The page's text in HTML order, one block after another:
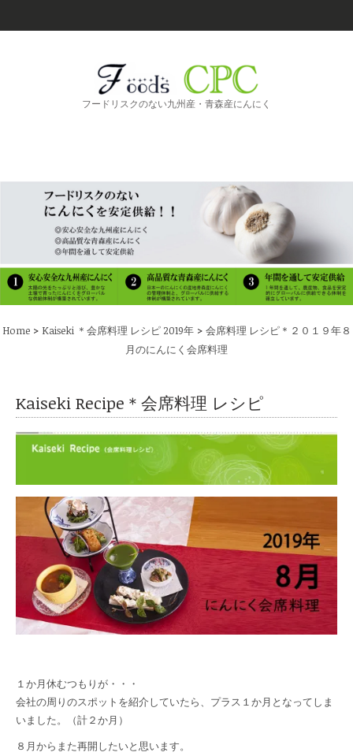
フードリスクのない九州産・青森産にんにく
Home> Kaiseki ＊会席料理 レシピ 2019年> 会席料理 レシピ＊２０１９年８
月のにんにく会席料理
Kaiseki Recipe＊会席料理 レシピ
１か月休むつもりが・・・
会社の周りのスポットを紹介していたら、プラス１か月となってしま
いました。（計２か月）
８月からまた再開したいと思います。